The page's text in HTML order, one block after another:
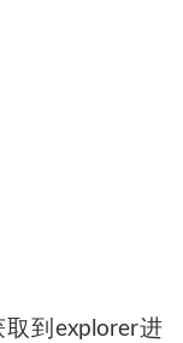
到explorer进